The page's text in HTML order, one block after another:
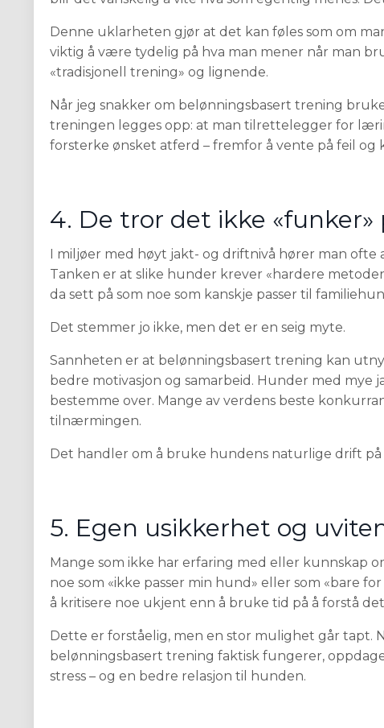
Denne uklarheten gjør at det kan føles som om
viktig å være tydelig på hva man mener når man
«tradisjonell trening» og lignende.
Når jeg snakker om belønningsbasert trening
treningen legges opp: at man tilrettelegger for
forsterke ønsket atferd – fremfor å vente på feil og
4. De tror det ikke «funker»
I miljøer med høyt jakt- og driftnivå hører man
Tanken er at slike hunder krever «hardere
da sett på som noe som kanskje passer til
Det stemmer jo ikke, men det er en seig myte.
Sannheten er at belønningsbasert trening kan
bedre motivasjon og samarbeid. Hunder med mye
bestemme over. Mange av verdens beste
tilnærmingen.
Det handler om å bruke hundens naturlige drift
5. Egen usikkerhet og
Mange som ikke har erfaring med eller kunnskap
noe som «ikke passer min hund» eller som «bare
å kritisere noe ukjent enn å bruke tid på å forstå
Dette er forståelig, men en stor mulighet går tapt.
belønningsbasert trening faktisk fungerer,
stress – og en bedre relasjon til hunden.